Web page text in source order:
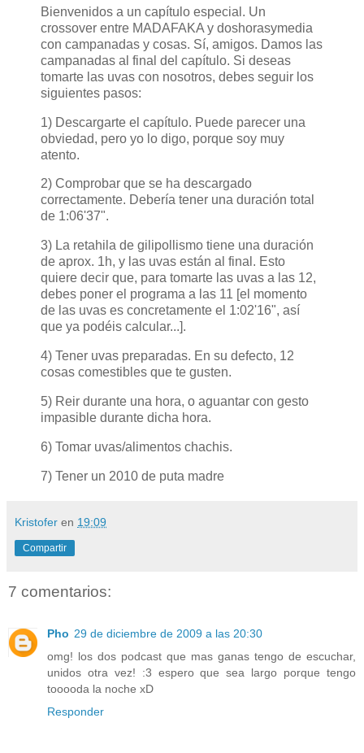
Bienvenidos a un capítulo especial. Un
crossover entre MADAFAKA y doshorasymedia
con campanadas y cosas. Sí, amigos. Damos las
campanadas al final del capítulo. Si deseas
tomarte las uvas con nosotros, debes seguir los
siguientes pasos:
1) Descargarte el capítulo. Puede parecer una
obviedad, pero yo lo digo, porque soy muy
atento.
2) Comprobar que se ha descargado
correctamente. Debería tener una duración total
de 1:06'37".
3) La retahila de gilipollismo tiene una duración
de aprox. 1h, y las uvas están al final. Esto
quiere decir que, para tomarte las uvas a las 12,
debes poner el programa a las 11 [el momento
de las uvas es concretamente el 1:02'16", así
que ya podéis calcular...].
4) Tener uvas preparadas. En su defecto, 12
cosas comestibles que te gusten.
5) Reir durante una hora, o aguantar con gesto
impasible durante dicha hora.
6) Tomar uvas/alimentos chachis.
7) Tener un 2010 de puta madre
Kristofer en 19:09
Compartir
7 comentarios:
Pho 29 de diciembre de 2009 a las 20:30
omg! los dos podcast que mas ganas tengo de escuchar,
unidos otra vez! :3 espero que sea largo porque tengo
tooooda la noche xD
Responder